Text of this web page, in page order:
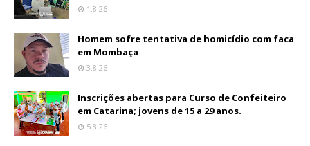
1.8.26
Homem sofre tentativa de homicídio com faca
em Mombaça
3.8.26
Inscrições abertas para Curso de Confeiteiro
em Catarina; jovens de 15 a 29 anos.
5.8.26